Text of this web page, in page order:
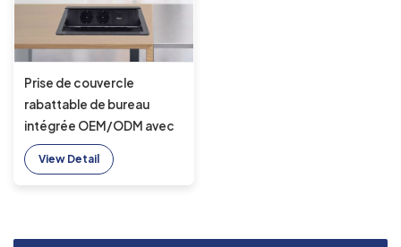
Prise de couvercle
rabattable de bureau
intégrée OEM/ODM avec
2 prises CA Prise de
courant multiple Passe-fil
View Detail